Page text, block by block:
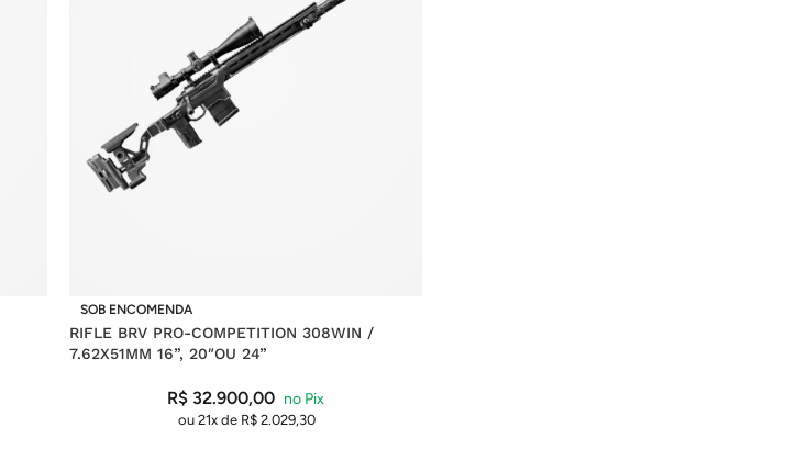
SOB ENCOMENDA
RIFLE BRV PRO-COMPETITION 308WIN /
7.62X51MM 16”, 20″OU 24”
R$ 32.900,00
ou 21x de R$2.029,30